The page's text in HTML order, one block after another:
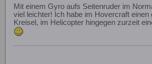
Mit einem Gyro aufs Seitenruder im
viel leichter! Ich habe im Hovercraft einen
Kreisel, im Helicopter hingegen zurzeit